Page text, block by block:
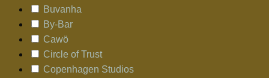
Buvanha
By-Bar
Cawö
Circle of Trust
Copenhagen Studios